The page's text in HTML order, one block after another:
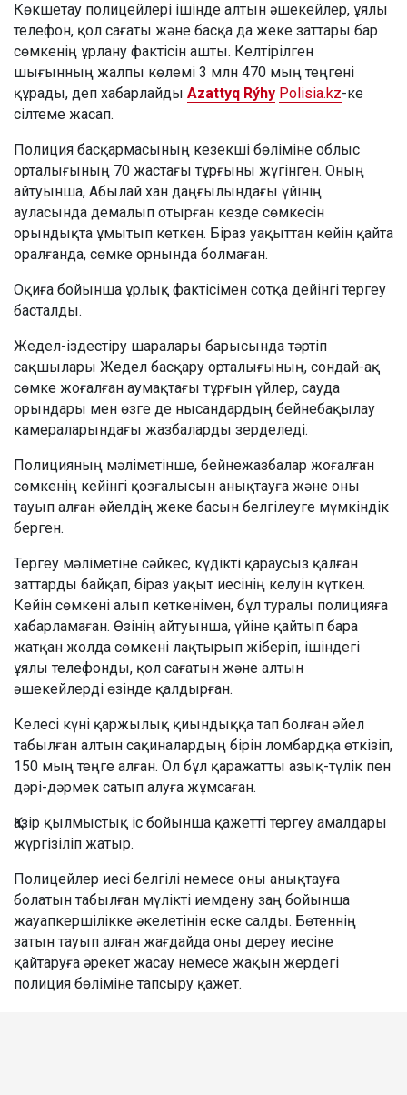
Көкшетау полицейлері ішінде алтын әшекейлер, ұялы
телефон, қол сағаты және басқа да жеке заттары бар
сөмкенің ұрлану фактісін ашты. Келтірілген
шығынның жалпы көлемі 3 млн 470 мың теңгені
құрады, деп хабарлайды Azattyq Rýhy Polisia.kz-ке
сілтеме жасап.
Полиция басқармасының кезекші бөліміне облыс
орталығының 70 жастағы тұрғыны жүгінген. Оның
айтуынша, Абылай хан даңғылындағы үйінің
ауласында демалып отырған кезде сөмкесін
орындықта ұмытып кеткен. Біраз уақыттан кейін қайта
оралғанда, сөмке орнында болмаған.
Оқиға бойынша ұрлық фактісімен сотқа дейінгі тергеу
басталды.
Жедел-іздестіру шаралары барысында тәртіп
сақшылары Жедел басқару орталығының, сондай-ақ
сөмке жоғалған аумақтағы тұрғын үйлер, сауда
орындары мен өзге де нысандардың бейнебақылау
камераларындағы жазбаларды зерделеді.
Полицияның мәліметінше, бейнежазбалар жоғалған
сөмкенің кейінгі қозғалысын анықтауға және оны
тауып алған әйелдің жеке басын белгілеуге мүмкіндік
берген.
Тергеу мәліметіне сәйкес, күдікті қараусыз қалған
заттарды байқап, біраз уақыт иесінің келуін күткен.
Кейін сөмкені алып кеткенімен, бұл туралы полицияға
хабарламаған. Өзінің айтуынша, үйіне қайтып бара
жатқан жолда сөмкені лақтырып жіберіп, ішіндегі
ұялы телефонды, қол сағатын және алтын
әшекейлерді өзінде қалдырған.
Келесі күні қаржылық қиындыққа тап болған әйел
табылған алтын сақиналардың бірін ломбардқа өткізіп,
150 мың теңге алған. Ол бұл қаражатты азық-түлік пен
дәрі-дәрмек сатып алуға жұмсаған.
Қазір қылмыстық іс бойынша қажетті тергеу амалдары
жүргізіліп жатыр.
Полицейлер иесі белгілі немесе оны анықтауға
болатын табылған мүлікті иемдену заң бойынша
жауапкершілікке әкелетінін еске салды. Бөтеннің
затын тауып алған жағдайда оны дереу иесіне
қайтаруға әрекет жасау немесе жақын жердегі
полиция бөліміне тапсыру қажет.